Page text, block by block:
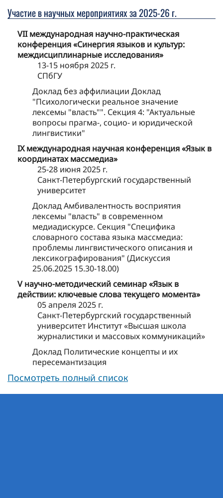
Участие в научных мероприятиях за 2025-26 г.
VII международная научно-практическая
конференция «Синергия языков и культур:
междисциплинарные исследования»
13-15 ноября 2025 г.
СПбГУ
Доклад без аффилиации Доклад
"Психологически реальное значение
лексемы "власть"". Секция 4: "Актуальные
вопросы прагма-, социо- и юридической
лингвистики"
IX международная научная конференция «Язык в
координатах массмедиа»
25-28 июня 2025 г.
Санкт-Петербургский государственный
университет
Доклад Амбивалентность восприятия
лексемы "власть" в современном
медиадискурсе. Секция "Специфика
словарного состава языка массмедиа:
проблемы лингвистического описания и
лексикографирования" (Дискуссия
25.06.2025 15.30-18.00)
V научно-методический семинар «Язык в
действии: ключевые слова текущего момента»
05 апреля 2025 г.
Санкт-Петербургский государственный
университет Институт «Высшая школа
журналистики и массовых коммуникаций»
Доклад Политические концепты и их
пересемантизация
Посмотреть полный список